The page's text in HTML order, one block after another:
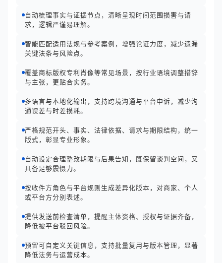
自动梳理事实与证据节点，清晰呈现时间范围损害与请
求，逻辑严谨易理解。
智能匹配适用法规与参考案例，增强论证力度，减少遗漏
关键法条与风险点。
覆盖商标版权专利肖像等常见场景，按行业语境调整措辞
与主张，更贴合实务。
多语言与本地化输出，支持跨境沟通与平台申诉，减少沟
通误差与时差损耗。
严格规范开头、事实、法律依据、请求与期限结构，统一
版式，彰显专业形象。
自动设定合理整改期限与后果告知，既保留谈判空间，又
具备足够震慑力。
按收件方角色与平台规则生成差异化版本，对商家、个人
或平台方分别表述。
提供发送前检查清单，提醒主体资格、授权与证据齐备，
降低被平台驳回风险。
预留可自定义关键信息，支持批量复用与版本管理，显著
降低法务与运营成本。